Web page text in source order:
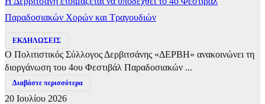
Παραδοσιακών Χορών και Τραγουδιών
ΕΚΔΗΛΩΣΕΙΣ
Ο Πολιτιστικός Σύλλογος Δερβιτσάνης «ΔΕΡΒΗ» ανακοινώνει τη
διοργάνωση του 4ου Φεστιβάλ Παραδοσιακών ...
Διαβάστε περισσότερα
20 Ιουλίου 2026